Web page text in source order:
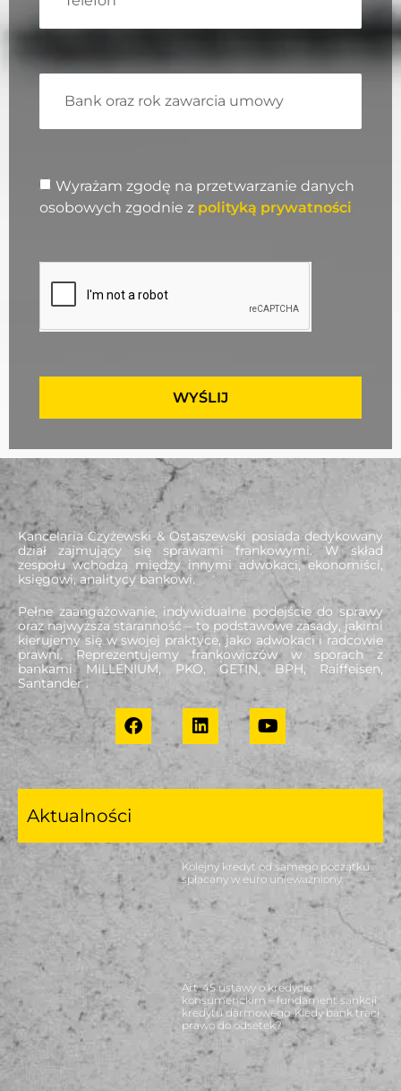
Wyrażam zgodę na przetwarzanie danych
osobowych zgodnie z polityką prywatności
WYŚLIJ
Kancelaria Czyżewski & Ostaszewski posiada dedykowany
dział zajmujący się sprawami frankowymi. W skład
zespołu wchodzą między innymi adwokaci, ekonomiści,
księgowi, analitycy bankowi.
Pełne zaangażowanie, indywidualne podejście do sprawy
oraz najwyższa staranność – to podstawowe zasady, jakimi
kierujemy się w swojej praktyce, jako adwokaci i radcowie
prawni. Reprezentujemy frankowiczów w sporach z
bankami MILLENIUM, PKO, GETIN, BPH, Raiffeisen,
Santander .
Aktualności
Kolejny kredyt od samego początku
spłacany w euro unieważniony
Art. 45 ustawy o kredycie
konsumenckim – fundament sankcji
kredytu darmowego. Kiedy bank traci
prawo do odsetek?